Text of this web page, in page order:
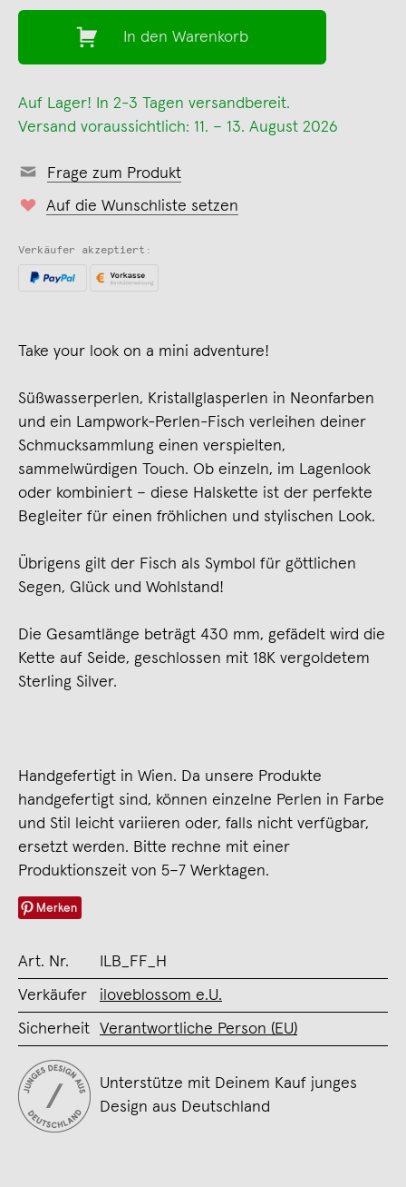
In den Warenkorb
Auf Lager! In 2-3 Tagen versandbereit.
Versand voraussichtlich: 11. – 13. August 2026
Frage zum Produkt
Auf die Wunschliste setzen
Verkäufer akzeptiert:
Take your look on a mini adventure!
Süßwasserperlen, Kristallglasperlen in Neonfarben
und ein Lampwork-Perlen-Fisch verleihen deiner
Schmucksammlung einen verspielten,
sammelwürdigen Touch. Ob einzeln, im Lagenlook
oder kombiniert – diese Halskette ist der perfekte
Begleiter für einen fröhlichen und stylischen Look.
Übrigens gilt der Fisch als Symbol für göttlichen
Segen, Glück und Wohlstand!
Die Gesamtlänge beträgt 430 mm, gefädelt wird die
Kette auf Seide, geschlossen mit 18K vergoldetem
Sterling Silver.
Handgefertigt in Wien. Da unsere Produkte
handgefertigt sind, können einzelne Perlen in Farbe
und Stil leicht variieren oder, falls nicht verfügbar,
ersetzt werden. Bitte rechne mit einer
Produktionszeit von 5–7 Werktagen.
Merken
Art. Nr. ILB_FF_H
Verkäufer iloveblossom e.U.
Sicherheit Verantwortliche Person (EU)
Unterstütze mit Deinem Kauf junges
Design aus Deutschland